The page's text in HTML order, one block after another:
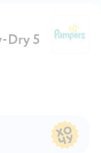
Dry 5